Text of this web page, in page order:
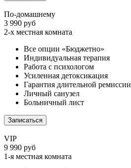
По-домашнему
3 990 руб
2-х местная комната
Все опции «Бюджетно»
Индивидуальная терапия
Работа с психологом
Усиленная детоксикация
Гарантия длительной ремиссии
Личный санузел
Больничный лист
Записаться
VIP
9 990 руб
1-я местная комната